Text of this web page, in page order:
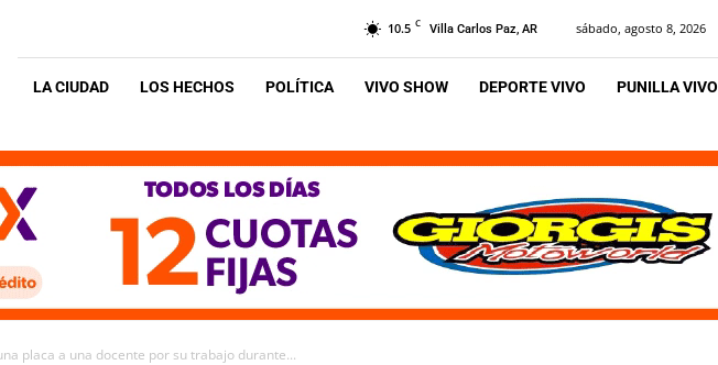
10.5 C Villa Carlos Paz, AR sábado, agosto 8, 2026
LA CIUDAD LOS HECHOS POLÍTICA VIVO SHOW DEPORTE VIVO PUNILLA VIVO
placa a una docente por su trabajo durante...